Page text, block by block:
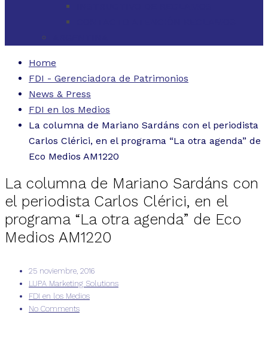
Home
FDI - Gerenciadora de Patrimonios
News & Press
FDI en los Medios
La columna de Mariano Sardáns con el periodista
Carlos Clérici, en el programa “La otra agenda” de
Eco Medios AM1220
La columna de Mariano Sardáns con
el periodista Carlos Clérici, en el
programa “La otra agenda” de Eco
Medios AM1220
25 noviembre, 2016
LUPA Marketing Solutions
FDI en los Medios
No Comments